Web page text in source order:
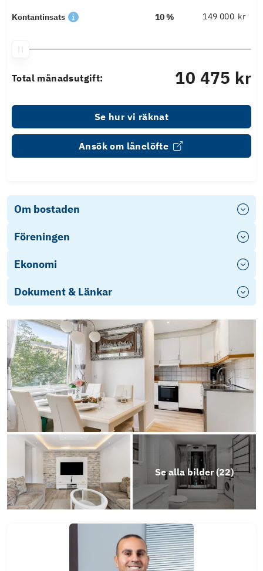
Kontantinsats 10 % kr
Total månadsutgift: 10 475 kr
Se hur vi räknat
Ansök om lånelöfte
Om bostaden
Föreningen
Ekonomi
Dokument & Länkar
Objektsbeskrivning
Se alla bilder (22)